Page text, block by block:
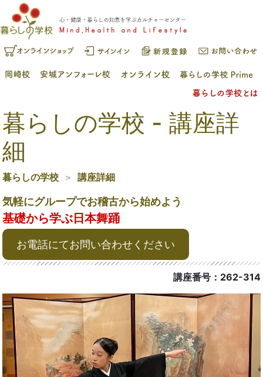
暮らしの学校 - 講座詳
細
暮らしの学校 講座詳細
気軽にグループでお稽古から始めよう
基礎から学ぶ日本舞踊
お電話にてお問い合わせください
講座番号：262-314